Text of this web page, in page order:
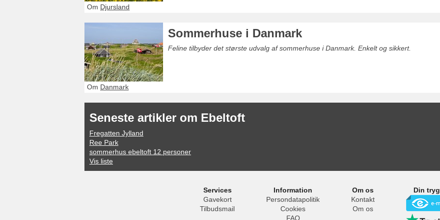
Om Djursland
Sommerhuse i Danmark
Feline tilbyder det største udvalg af sommerhuse i Danmark. Enkelt og sikkert.
Om Danmark
Seneste artikler om Ebeltoft
Fregatten Jylland
Ree Park
sommerhus ebeltoft 12 personer
Vis liste
Services
Gavekort
Tilbudsmail
Information
Persondatapolitik
Cookies
FAQ
Om os
Kontakt
Om os
Din